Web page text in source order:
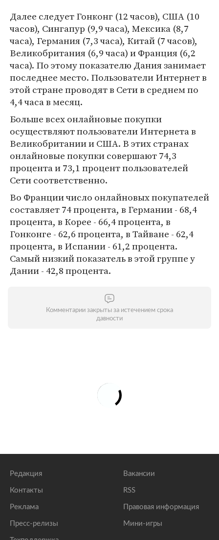
Далее следует Гонконг (12 часов), США (10
часов), Сингапур (9,9 часа), Мексика (8,7
часа), Германия (7,3 часа), Китай (7 часов),
Великобритания (6,9 часа) и Франция (6,2
часа). По этому показателю Дания занимает
последнее место. Пользователи Интернет в
этой стране проводят в Сети в среднем по
4,4 часа в месяц.
Больше всех онлайновые покупки
осуществляют пользователи Интернета в
Великобритании и США. В этих странах
онлайновые покупки совершают 74,3
процента и 73,1 процент пользователей
Сети соответственно.
Во Франции число онлайновых покупателей
составляет 74 процента, в Германии - 68,4
процента, в Корее - 66,4 процента, в
Гонконге - 62,6 процента, в Тайване - 62,4
процента, в Испании - 61,2 процента.
Самый низкий показатель в этой группе у
Дании - 42,8 процента.
Комментарии закрыты за истечением срока
давности
Редакция
Контакты
Реклама
Пресс-релизы
Вакансии
RSS
Правовая информация
Мини-игры